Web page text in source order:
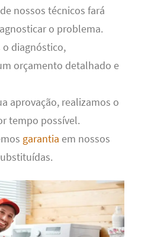
nossos técnicos fará
o problema.
o diagnóstico,
orçamento detalhado e
aprovação, realizamos o
tempo possível.
garantia em nossos